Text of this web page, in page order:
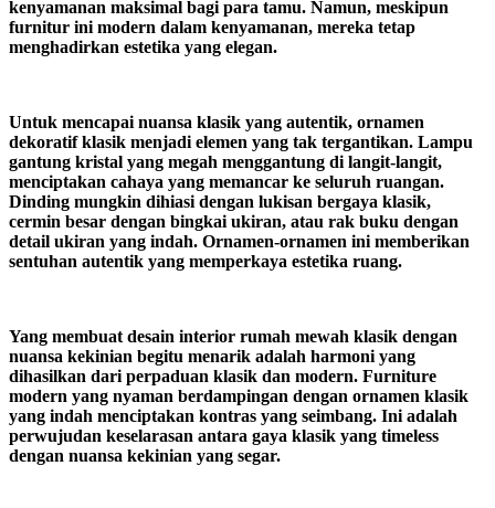
kenyamanan maksimal bagi para tamu. Namun, meskipun
furnitur ini modern dalam kenyamanan, mereka tetap
menghadirkan estetika yang elegan.
Untuk mencapai nuansa klasik yang autentik, ornamen
dekoratif klasik menjadi elemen yang tak tergantikan. Lampu
gantung kristal yang megah menggantung di langit-langit,
menciptakan cahaya yang memancar ke seluruh ruangan.
Dinding mungkin dihiasi dengan lukisan bergaya klasik,
cermin besar dengan bingkai ukiran, atau rak buku dengan
detail ukiran yang indah. Ornamen-ornamen ini memberikan
sentuhan autentik yang memperkaya estetika ruang.
Yang membuat desain interior rumah mewah klasik dengan
nuansa kekinian begitu menarik adalah harmoni yang
dihasilkan dari perpaduan klasik dan modern. Furniture
modern yang nyaman berdampingan dengan ornamen klasik
yang indah menciptakan kontras yang seimbang. Ini adalah
perwujudan keselarasan antara gaya klasik yang timeless
dengan nuansa kekinian yang segar.